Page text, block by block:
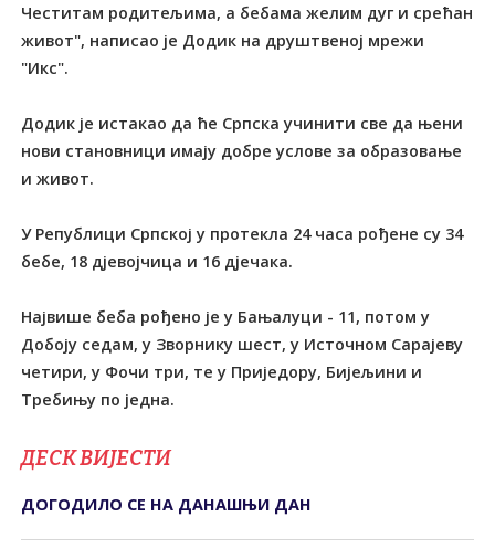
Честитам родитељима, а бебама желим дуг и срећан
живот", написао је Додик на друштвеној мрежи
"Икс".
Додик је истакао да ће Српска учинити све да њени
нови становници имају добре услове за образовање
и живот.
У Републици Српској у протекла 24 часа рођене су 34
бебе, 18 дјевојчица и 16 дјечака.
Највише беба рођено је у Бањалуци - 11, потом у
Добоју седам, у Зворнику шест, у Источном Сарајеву
четири, у Фочи три, те у Приједору, Бијељини и
ДЕСК ВИЈЕСТИ
ДОГОДИЛО СЕ НА ДАНАШЊИ ДАН